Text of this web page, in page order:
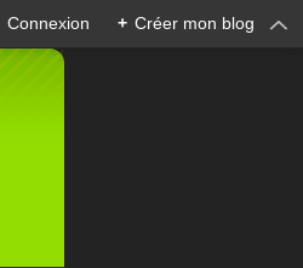
Connexion + Créer mon blog